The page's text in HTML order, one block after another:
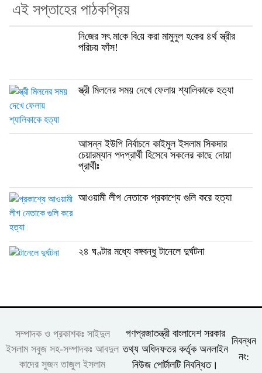
এই সপ্তাহের পাঠকপ্রিয়
নি‌জের সৎ মা‌কে বি‌য়ে করা মামুনুল হ‌কের ৪র্থ স্ত্রীর
প‌রিচয় ফাঁস!
স্ত্রী মিলনের সময় দেখে ফেলায় শ্যালিকাকে হত্যা
আসন্ন ইউপি নির্বাচনে কাইমুল ইসলাম সিকদার
চেয়ারম্যান পদপ্রার্থী হিসেবে সকলের কাছে দোয়া
প্রার্থীঃ
আওয়ামী লীগ নেতাকে প্রকাশ্যে গুলি করে হত্যা
২৪ ঘণ্টার মধ্যে বঙ্গবন্ধু টানেলে দুর্ঘটনা
সম্পাদক ও প্রকাশকঃ সাইদুল
ইসলাম সবুজ সহ-সম্পাদকঃ আবদুল
কাদের সুজন তাজুল ইসলাম
গণপ্রজাতন্ত্রী বাংলাদেশ সরকার
তথ্য অধিদফতর কর্তৃক অনলাইন
নিউজ পোর্টালটি নিবন্ধিত।
নিবন্ধন
নং: